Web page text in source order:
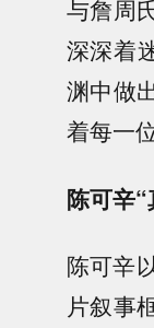
与詹周
深深着
渊中做
着每一
陈可辛
陈可辛
片叙事